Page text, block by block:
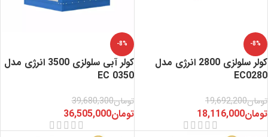
-8%
کولر سلولزی 2800 انرژی مدل
EC0280
تومان19,692,200
تومان18,116,000
-8%
کولر آبی سلولزی 3500 انرژی مدل
EC 0350
تومان39,680,300
تومان36,505,000